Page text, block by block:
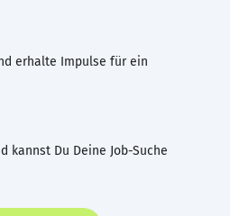
erhalte Impulse für ein
kannst Du Deine Job-Suche